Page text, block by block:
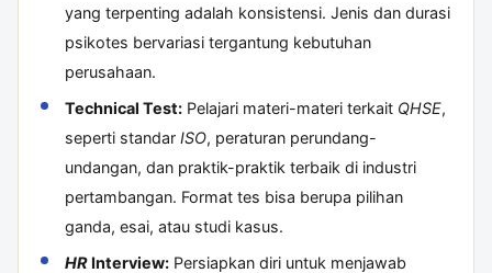
yang terpenting adalah konsistensi. Jenis dan durasi
psikotes bervariasi tergantung kebutuhan
perusahaan.
Technical Test:Pelajari materi-materi terkait QHSE,
seperti standar ISO, peraturan perundang-
undangan, dan praktik-praktik terbaik di industri
pertambangan. Format tes bisa berupa pilihan
ganda, esai, atau studi kasus.
HRInterview:Persiapkan diri untuk menjawab